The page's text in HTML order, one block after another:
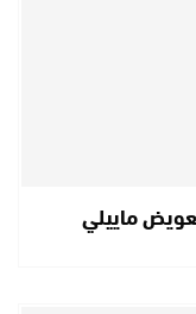
ماييلي